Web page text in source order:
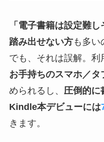
「電子書籍は設定難
踏み出せない方も多い
でも、それは誤解。利
お手持ちのスマホ／
められるし、 圧倒的に
Kindle本デビューには
きます。